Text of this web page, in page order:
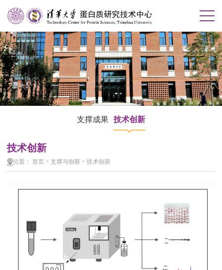
支撑成果 技术创新
技术创新
位置： 首页> 支撑与创新> 技术创新